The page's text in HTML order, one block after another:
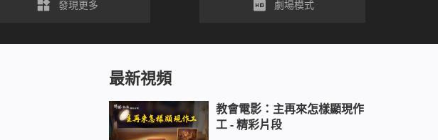
相聲《釣魚計劃》中共輕易釋放基
發現更多 劇場模式
最新視頻
教會電影：主再來怎樣顯現作
工 - 精彩片段